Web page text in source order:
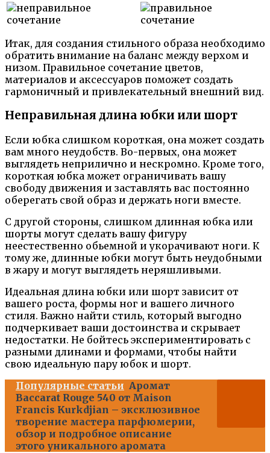
Итак, для создания стильного образа необходимо
обратить внимание на баланс между верхом и
низом. Правильное сочетание цветов,
материалов и аксессуаров поможет создать
гармоничный и привлекательный внешний вид.
Неправильная длина юбки или шорт
Если юбка слишком короткая, она может создать
вам много неудобств. Во-первых, она может
выглядеть неприлично и нескромно. Кроме того,
короткая юбка может ограничивать вашу
свободу движения и заставлять вас постоянно
оберегать свой образ и держать ноги вместе.
С другой стороны, слишком длинная юбка или
шорты могут сделать вашу фигуру
неестественно обьемной и укорачивают ноги. К
тому же, длинные юбки могут быть неудобными
в жару и могут выглядеть неряшливыми.
Идеальная длина юбки или шорт зависит от
вашего роста, формы ног и вашего личного
стиля. Важно найти стиль, который выгодно
подчеркивает ваши достоинства и скрывает
недостатки. Не бойтесь экспериментировать с
разными длинами и формами, чтобы найти
свою идеальную пару юбок и шорт.
Популярные статьи Аромат
Baccarat Rouge 540 от Maison
Francis Kurkdjian – эксклюзивное
творение мастера парфюмерии,
обзор и подробное описание
этого уникального аромата